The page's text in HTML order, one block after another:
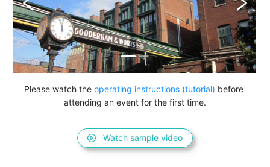
Please watch the operating instructions (tutorial) before
attending an event for the first time.
Watch sample video